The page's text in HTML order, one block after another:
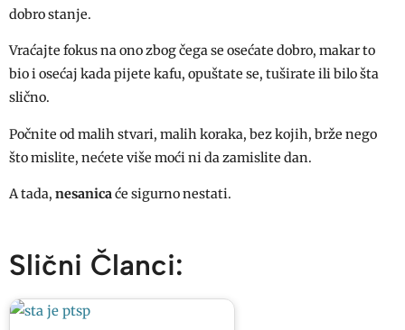
dobro stanje.
Vraćajte fokus na ono zbog čega se osećate dobro, makar to
bio i osećaj kada pijete kafu, opuštate se, tuširate ili bilo šta
slično.
Počnite od malih stvari, malih koraka, bez kojih, brže nego
što mislite, nećete više moći ni da zamislite dan.
A tada, nesanicaće sigurno nestati.
Slični Članci: